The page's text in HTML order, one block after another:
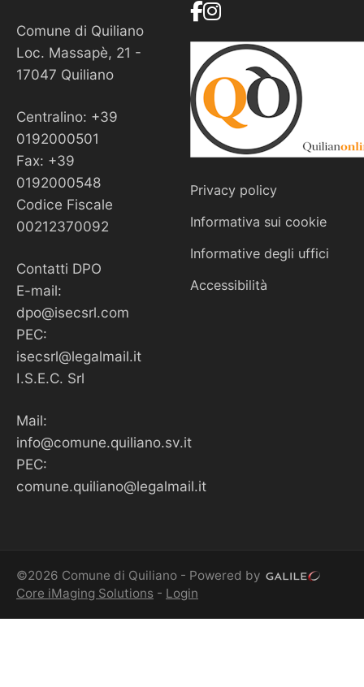
Comune di Quiliano
Loc. Massapè, 21 -
17047 Quiliano
Centralino: +39
0192000501
Fax: +39
0192000548
Codice Fiscale
00212370092
Contatti DPO
E-mail:
dpo@isecsrl.com
PEC:
isecsrl@legalmail.it
I.S.E.C. Srl
Mail:
info@comune.quiliano.sv.it
PEC:
comune.quiliano@legalmail.it
Privacy policy
Informativa sui cookie
Informative degli uffici
Accessibilità
©2026 Comune di Quiliano - Powered by
Core iMaging Solutions - Login